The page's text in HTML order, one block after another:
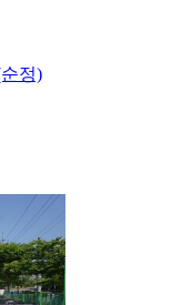
정)